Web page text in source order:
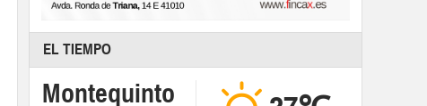
EL TIEMPO
Montequinto